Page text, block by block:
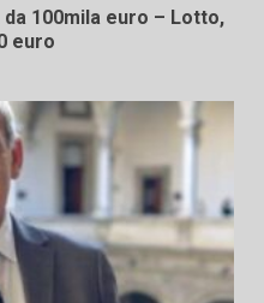
100mila euro – Lotto,
euro